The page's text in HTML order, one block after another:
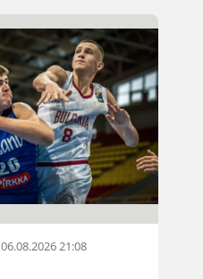
06.08.2026 21:08